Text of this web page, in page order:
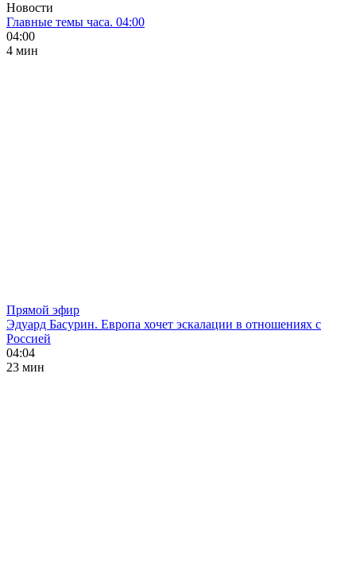
Новости
Главные темы часа. 04:00
04:00
4 мин
Прямой эфир
Эдуард Басурин. Европа хочет эскалации в отношениях с
Россией
04:04
23 мин